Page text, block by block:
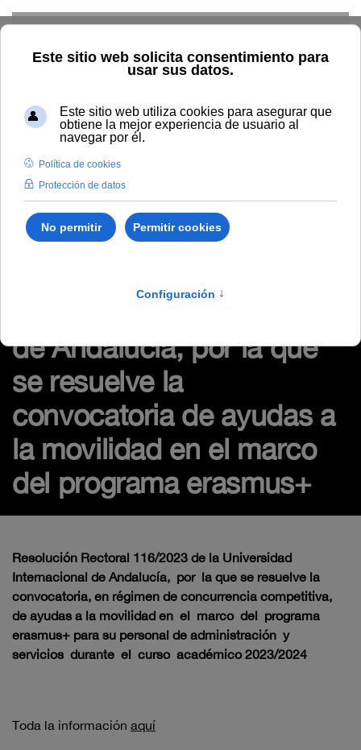
Inicio Tablón de anuncios de RRHH
Resolución Rectoral
116/2023 de la Universidad Internacional de Andalucía, por la
marco del programa erasmus+
Resolución Rectoral
de Andalucía, por la que
se resuelve la
convocatoria de ayudas a
la movilidad en el marco
del programa erasmus+
Resolución Rectoral 116/2023 de la Universidad
Internacional de Andalucía, por la que se resuelve la
convocatoria, en régimen de concurrencia competitiva,
de ayudas a la movilidad en el marco del programa
erasmus+ para su personal de administración y
servicios durante el curso académico 2023/2024
Toda la información aquí